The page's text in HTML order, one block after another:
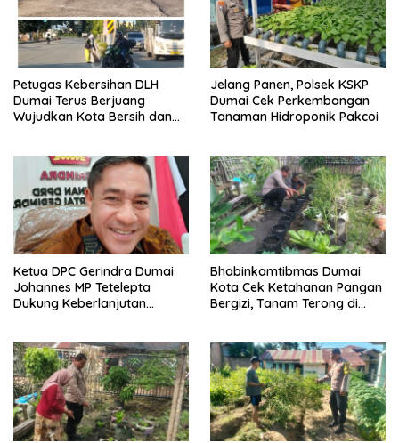
Petugas Kebersihan DLH
Dumai Terus Berjuang
Wujudkan Kota Bersih dan
Jelang Panen, Polsek KSKP
Dumai Cek Perkembangan
Tanaman Hidroponik Pakcoi
Ketua DPC Gerindra Dumai
Johannes MP Tetelepta
Dukung Keberlanjutan
Bhabinkamtibmas Dumai
Kota Cek Ketahanan Pangan
Bergizi, Tanam Terong di